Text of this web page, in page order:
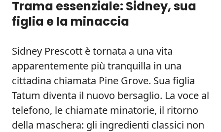
Trama essenziale: Sidney, sua
figlia e la minaccia
Sidney Prescott è tornata a una vita
apparentemente più tranquilla in una
cittadina chiamata Pine Grove. Sua figlia
Tatum diventa il nuovo bersaglio. La voce al
telefono, le chiamate minatorie, il ritorno
della maschera: gli ingredienti classici non